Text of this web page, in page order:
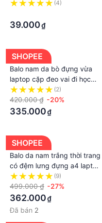
ngăn, Túi xinh đi chơi, Túi da
(4)
39.000₫
SHOPEE
Balo nam da bò đựng vừa
laptop cặp đeo vai đi học
đựng sách vở túi đen trơn da
đơn giản phong cách thời
trang MINA
(2)
420.000 ₫ -20%
335.000₫
SHOPEE
Balo da nam trắng thời trang
có đệm lưng đựng a4 laptop
cặp đeo đi học túi trơn da
đơn giản phong cách thời
trang MINA
(9)
499.000 ₫ -27%
362.000₫
Đã bán 2